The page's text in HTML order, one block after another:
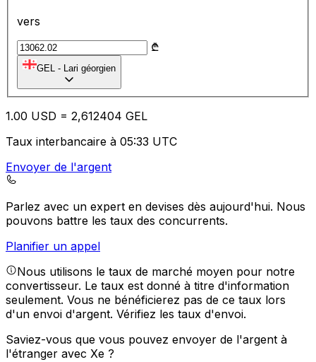
vers
₾
GEL - Lari géorgien
1.00 USD = 2,612404 GEL
Taux interbancaire à 05:33 UTC
Envoyer de l'argent
Parlez avec un expert en devises dès aujourd'hui. Nous
pouvons battre les taux des concurrents.
Planifier un appel
Nous utilisons le taux de marché moyen pour notre
convertisseur. Le taux est donné à titre d'information
seulement. Vous ne bénéficierez pas de ce taux lors
d'un envoi d'argent. Vérifiez les taux d'envoi.
Saviez-vous que vous pouvez envoyer de l'argent à
l'étranger avec Xe ?